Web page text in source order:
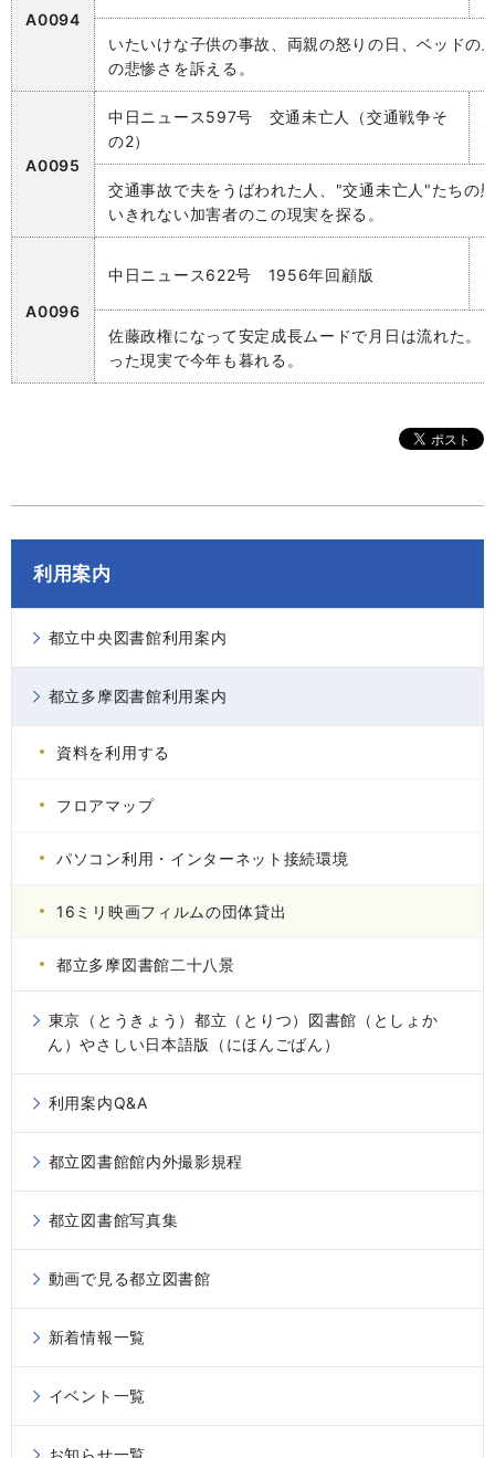
A0094
いたいけな子供の事故、両親の怒りの日、ベッドの
の悲惨さを訴える。
A0095
中日ニュース597号 交通未亡人（交通戦争そ
の2）
1
交通事故で夫をうばわれた人、"交通未亡人"たちの
いきれない加害者のこの現実を探る。
A0096
中日ニュース622号 1956年回顧版 1
佐藤政権になって安定成長ムードで月日は流れた。
った現実で今年も暮れる。
利用案内
都立中央図書館利用案内
都立多摩図書館利用案内
資料を利用する
フロアマップ
パソコン利用・インターネット接続環境
16ミリ映画フィルムの団体貸出
都立多摩図書館二十八景
東京（とうきょう）都立（とりつ）図書館（としょか
ん）やさしい日本語版（にほんごばん）
利用案内Q&A
都立図書館館内外撮影規程
都立図書館写真集
動画で見る都立図書館
新着情報一覧
イベント一覧
お知らせ一覧